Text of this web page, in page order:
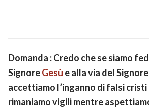
Domanda : Credo che se siamo
SignoreGesù e alla via del
accettiamo l’inganno di falsi
rimaniamo vigili mentre